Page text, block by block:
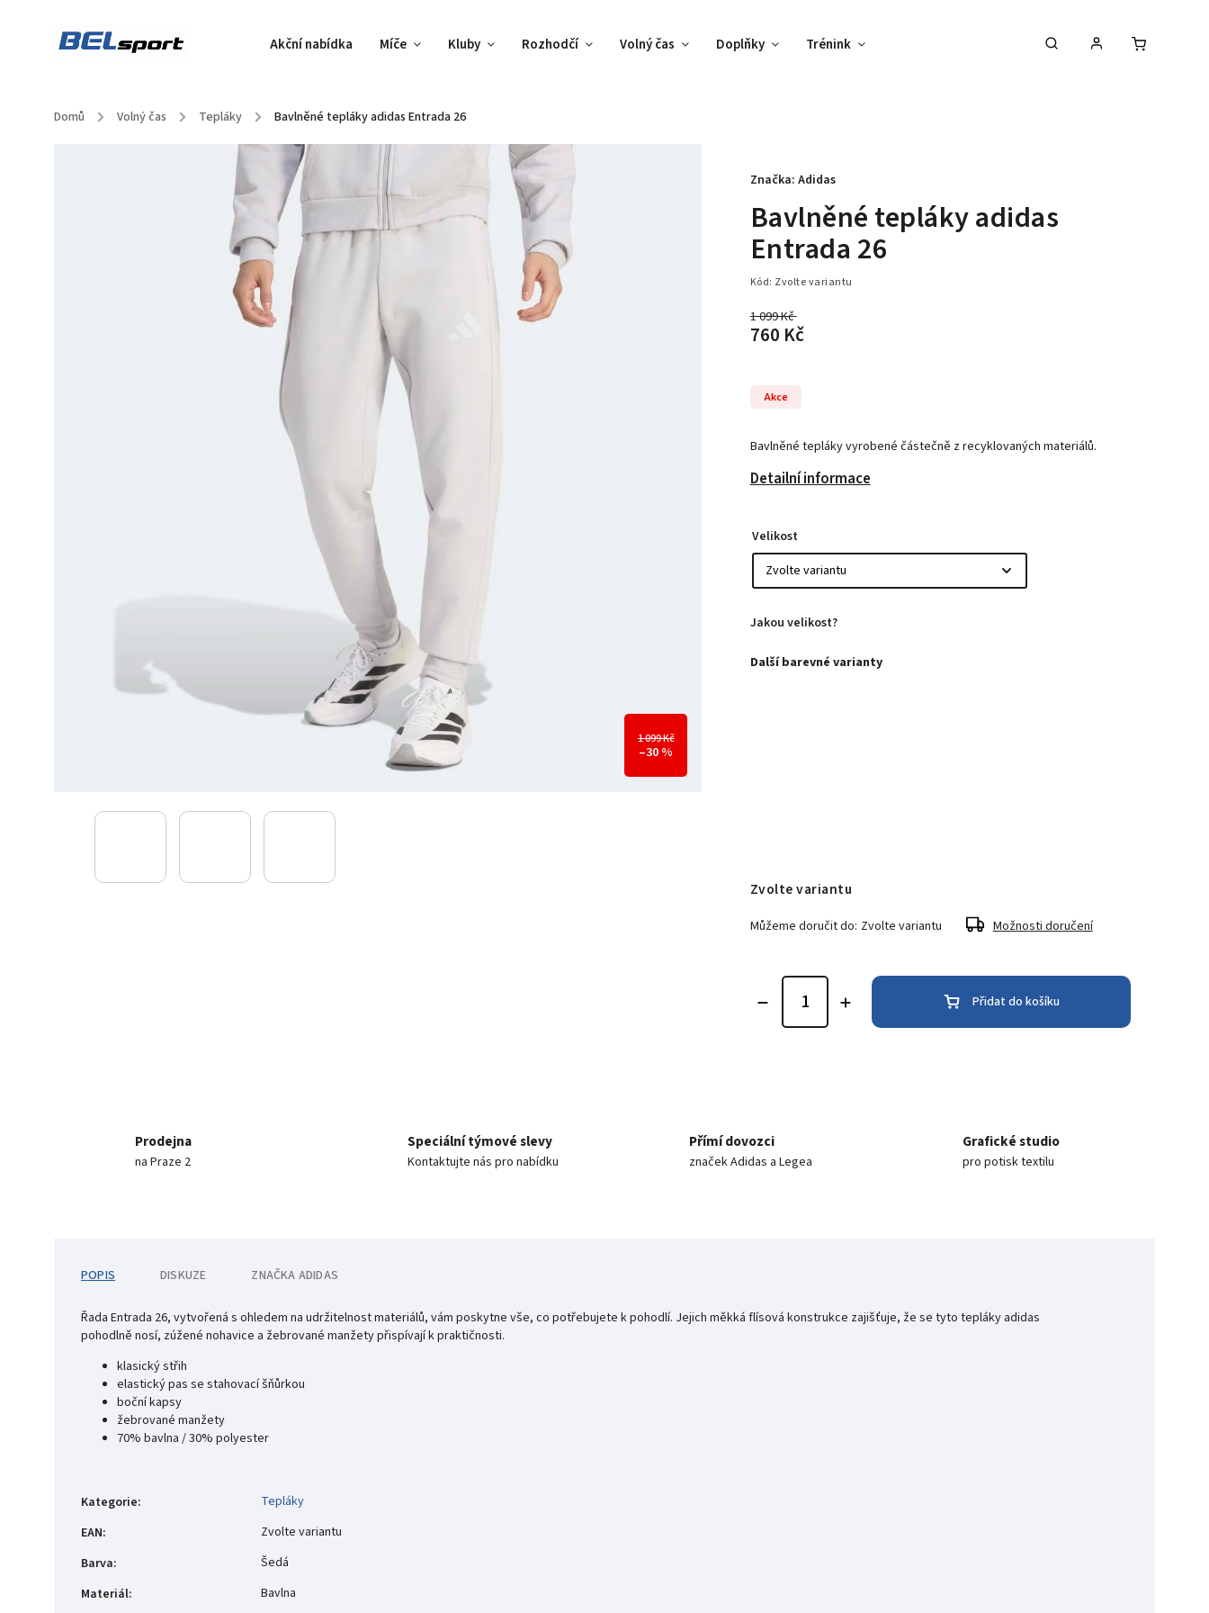
Akční nabídka Míče Kluby Rozhodčí Volný čas Doplňky Trénink Vybav svůj tým !
Domů / Volný čas / Tepláky / Bavlněné tepláky adidas Entrada 26
1 099 Kč
–30 %
Bavlněné tepláky adidas
Entrada 26
Kód: Zvolte variantu
1 099 Kč
760 Kč
Akce
Bavlněné tepláky vyrobené částečně z recyklovaných materiálů.
Detailní informace
Značka: Adidas
Velikost
Jakou velikost?
Zvolte variantu
Můžeme doručit do: Zvolte variantu Možnosti doručení
Přidat do košíku
Prodejna
na Praze 2
Speciální týmové slevy
Kontaktujte nás pro nabídku
Přímí dovozci
značek Adidas a Legea
Grafické studio
pro potisk textilu
POPIS DISKUZE ZNAČKA ADIDAS
Řada Entrada 26, vytvořená s ohledem na udržitelnost materiálů, vám poskytne vše, co potřebujete k pohodlí. Jejich měkká flísová konstrukce zajišťuje, že se tyto tepláky adidas
pohodlně nosí, zúžené nohavice a žebrované manžety přispívají k praktičnosti.
klasický střih
elastický pas se stahovací šňůrkou
boční kapsy
žebrované manžety
70% bavlna / 30% polyester
Kategorie:
Tepláky
EAN:
Zvolte variantu
Barva:
Šedá
Materiál: Bavlna